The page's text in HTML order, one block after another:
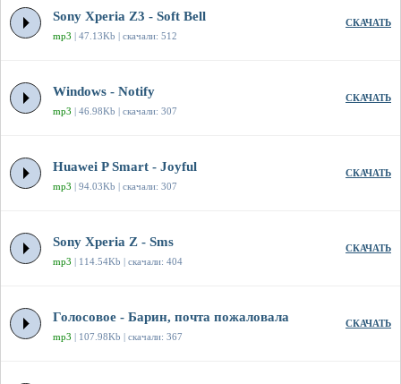
Sony Xperia Z3 - Soft Bell
mp3 | 47.13Kb | скачали: 512
СКАЧАТЬ
Windows - Notify
mp3 | 46.98Kb | скачали: 307
СКАЧАТЬ
Huawei P Smart - Joyful
mp3 | 94.03Kb | скачали: 307
СКАЧАТЬ
Sony Xperia Z - Sms
mp3 | 114.54Kb | скачали: 404
СКАЧАТЬ
Голосовое - Барин, почта пожаловала
mp3 | 107.98Kb | скачали: 367
СКАЧАТЬ